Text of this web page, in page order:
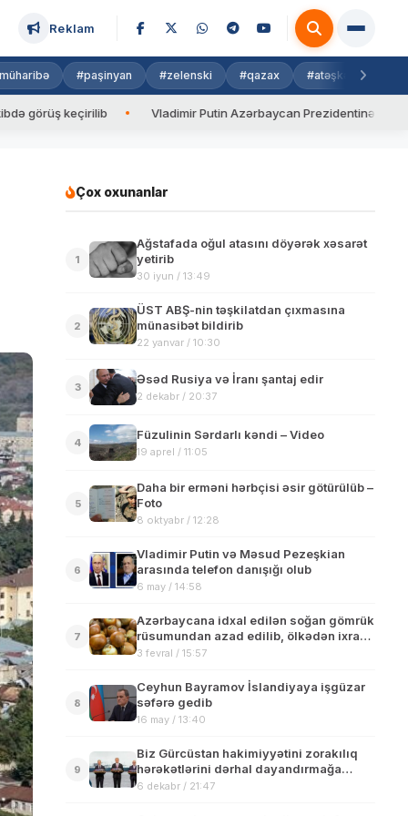
Reklam
#paşinyan #zelenski #qazax #atəşkəs
keçirilib Vladimir Putin Azərbaycan Prezidentinə zəng edib
Çox oxunanlar
1
Ağstafada oğul atasını döyərək xəsarət
yetirib
30 iyun / 13:49
2
ÜST ABŞ-nin təşkilatdan çıxmasına
münasibət bildirib
22 yanvar / 10:30
3
Əsəd Rusiya və İranı şantaj edir
2 dekabr / 20:37
4
Füzulinin Sərdarlı kəndi – Video
19 aprel / 11:05
5
Daha bir erməni hərbçisi əsir götürülüb –
Foto
8 oktyabr / 12:28
6
Vladimir Putin və Məsud Pezeşkian
arasında telefon danışığı olub
6 may / 14:58
7
Azərbaycana idxal edilən soğan gömrük
rüsumundan azad edilib, ölkədən ixracı
tənzimlənəcək
3 fevral / 15:57
8
Ceyhun Bayramov İslandiyaya işgüzar
səfərə gedib
16 may / 13:40
9
Biz Gürcüstan hakimiyyətini zorakılıq
hərəkətlərini dərhal dayandırmağa
çağırırıq – Baltikyanı ölkələrinin
6 dekabr / 21:47